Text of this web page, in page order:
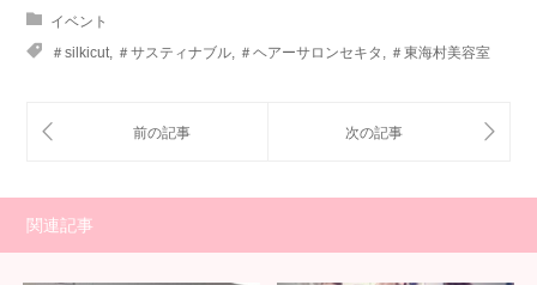
イベント
＃silkicut
＃サスティナブル ＃ヘアーサロンセキタ ＃東海村美容室
関連記事